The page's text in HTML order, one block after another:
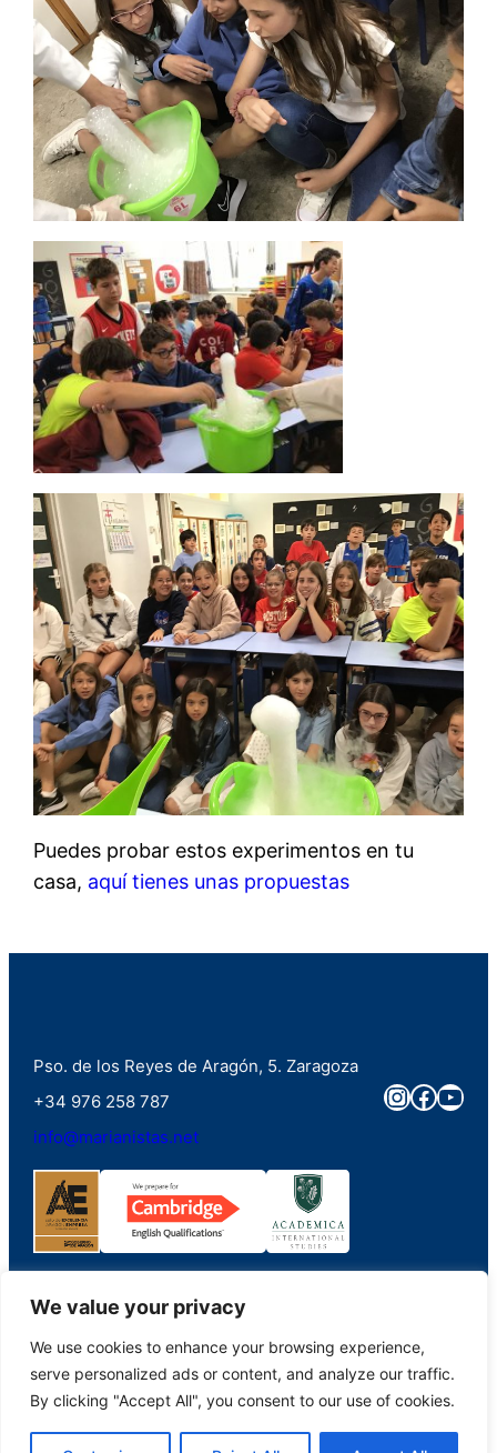
We value your privacy
We use cookies to enhance your browsing experience,
serve personalized ads or content, and analyze our traffic.
By clicking "Accept All", you consent to our use of cookies.
Puedes probar estos experimentos en tu
casa, aquí tienes unas propuestas
Pso. de los Reyes de Aragón, 5. Zaragoza
+34 976 258 787
info@marianistas.net
©2023. Colegio Santa Maria del Pilar Marianistas (Zaragoza). Derechos